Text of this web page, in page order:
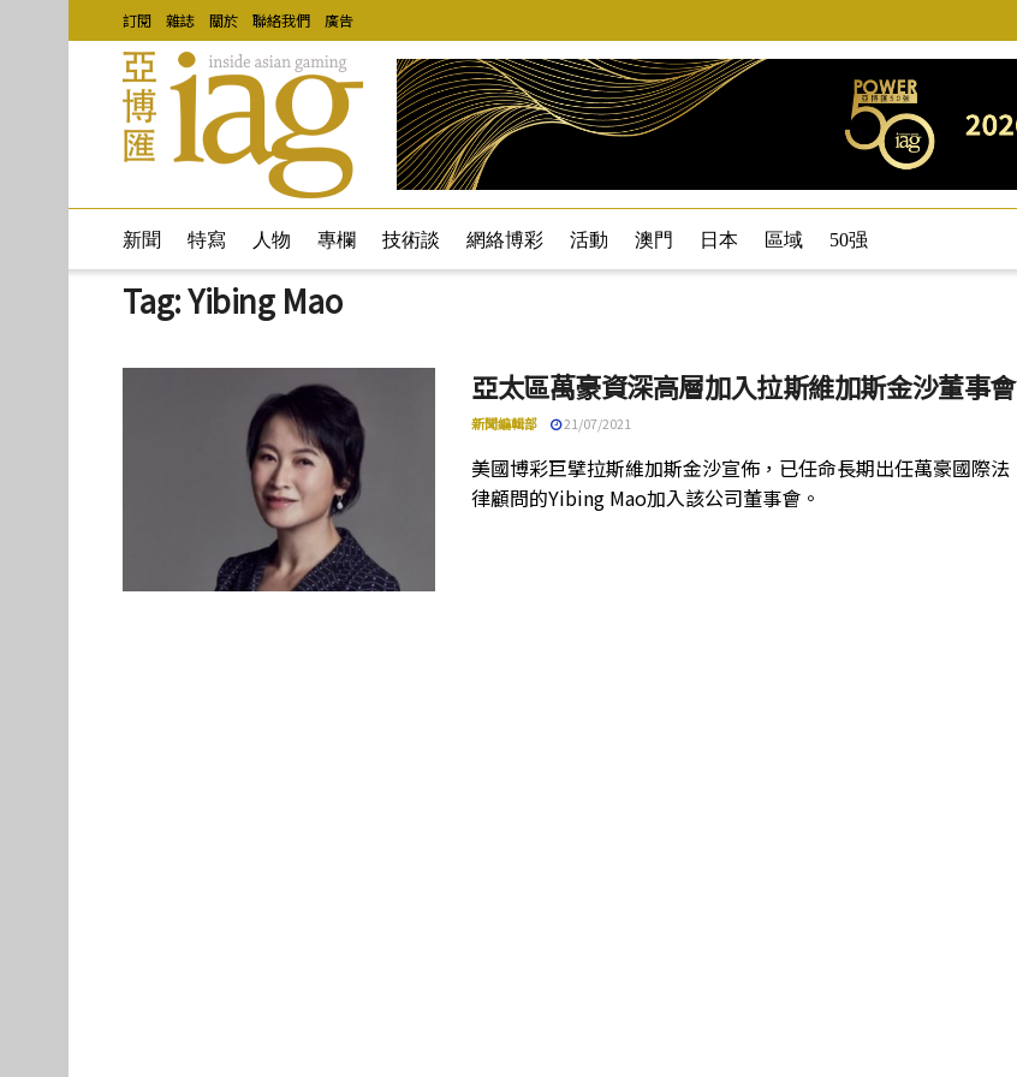
訂閱 雜誌 關於 聯絡我們 廣告
新聞 特寫 人物 專欄 技術談 網絡博彩 活動 澳門 日本 區域 50强
Tag:Yibing Mao
亞太區萬豪資深高層加入拉斯維加斯金沙董事會
新聞編輯部 21/07/2021
美國博彩巨擘拉斯維加斯金沙宣佈，已任命長期出任萬豪國際法
律顧問的Yibing Mao加入該公司董事會。